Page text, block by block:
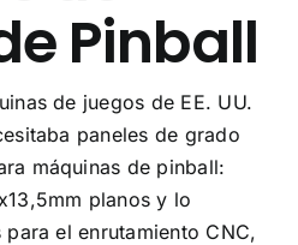
Pinball
de juegos de EE. UU.
paneles de grado
máquinas de pinball:
planos y lo
el enrutamiento CNC,